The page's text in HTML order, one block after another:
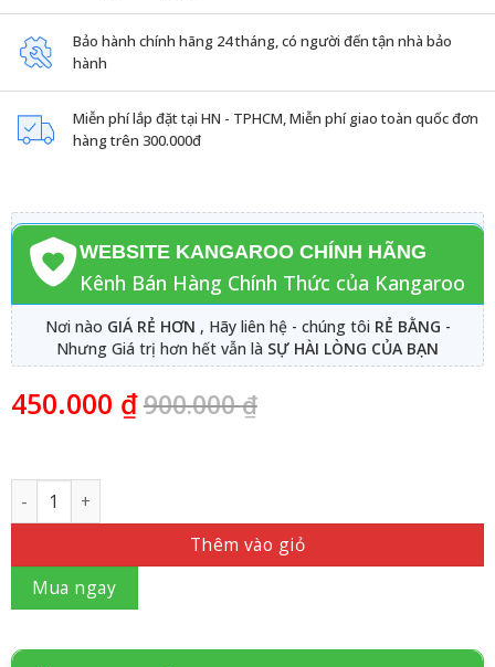
Bảo hành chính hãng 24 tháng, có người đến tận nhà bảo
hành
Miễn phí lắp đặt tại HN - TPHCM, Miễn phí giao toàn quốc đơn
hàng trên 300.000đ
WEBSITE KANGAROO CHÍNH HÃNG
Kênh Bán Hàng Chính Thức của Kangaroo
Nơi nào GIÁ RẺ HƠN , Hãy liên hệ - chúng tôi RẺ BẰNG -
Nhưng Giá trị hơn hết vẫn là SỰ HÀI LÒNG CỦA BẠN
450.000 ₫900.000₫
Số lượng
Thêm vào giỏ
Mua ngay